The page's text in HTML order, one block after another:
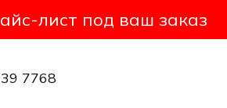
лист под ваш заказ
7768